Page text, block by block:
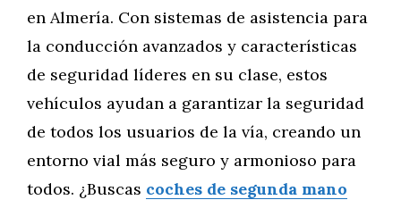
en Almería. Con sistemas de asistencia para
la conducción avanzados y características
de seguridad líderes en su clase, estos
vehículos ayudan a garantizar la seguridad
de todos los usuarios de la vía, creando un
entorno vial más seguro y armonioso para
todos. ¿Buscas coches de segunda mano